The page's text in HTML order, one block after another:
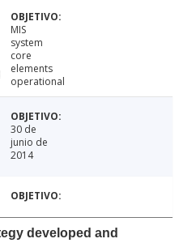
MIS
system
core
elements
operational
30 de
junio de
2014
developed and